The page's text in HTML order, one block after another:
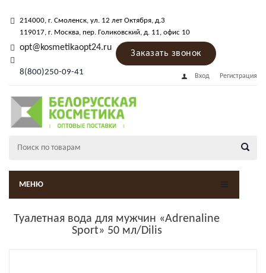
214000, г. Смоленск, ул. 12 лет Октября, д.3
119017, г. Москва, пер. Голиковский, д. 11, офис 10
opt@kosmetikaopt24.ru
8(800)250-09-41
Заказать звонок
Вход Регистрация
МЕНЮ
Туалетная вода для мужчин «Adrenaline
Sport» 50 мл/Dilis